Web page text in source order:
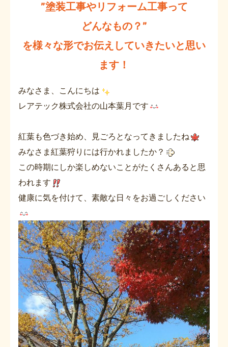
”塗装工事やリフォーム工事って
どんなもの？”
を様々な形でお伝えしていきたいと思い
ます！
みなさま、こんにちは
レアテック株式会社の山本葉月です
紅葉も色づき始め、見ごろとなってきましたね
みなさま紅葉狩りには行かれましたか？
この時期にしか楽しめないことがたくさんあると思
われます
健康に気を付けて、素敵な日々をお過ごしください